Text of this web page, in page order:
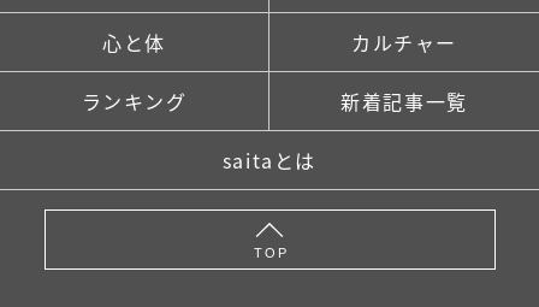
心と体 カルチャー
ランキング 新着記事一覧
saitaとは
TOP